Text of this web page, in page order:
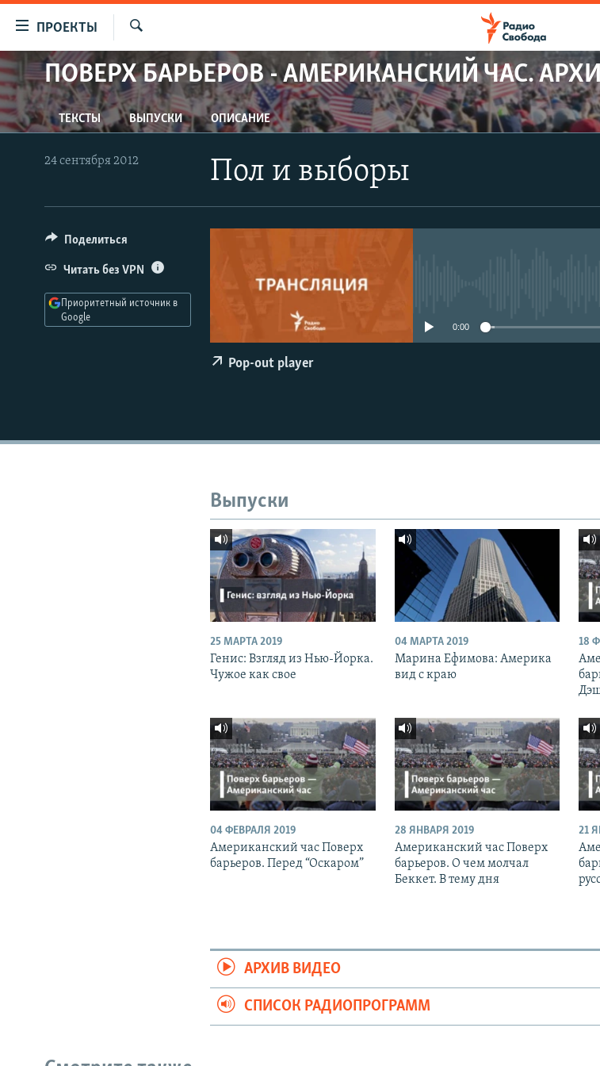
упрощенного
доступа
Вернуться
к
основному
главной
Вернутся
ПРОЕКТЫ
ПРОГРАММЫ
ПОДКАСТЫ
АВТОРСКИЕ ПРОЕКТЫ
ЦИТАТЫ СВОБОДЫ
IDEL.РЕАЛИИ
КАВКАЗ.РЕАЛИИ
СЕВЕР.РЕАЛИИ
СИБИРЬ.РЕАЛИИ
Искать
ПОВЕРХ БАРЬЕРОВ - АМЕРИКАНСКИЙ ЧАС.
ТЕКСТЫ ВЫПУСКИ ОПИСАНИЕ
Пол и выборы
24 сентября 2012
0:00
Pop-out player
Поделиться
Читать без VPN
Приоритетный источник в
Google
Выпуски
25 МАРТА 2019
Генис: Взгляд из Нью-Йорка.
Чужое как свое
04 МАРТА 2019
Марина Ефимова: Америка
вид с краю
18
04 ФЕВРАЛЯ 2019
Американский час Поверх
барьеров. Перед “Оскаром”
28 ЯНВАРЯ 2019
Американский час Поверх
барьеров. О чем молчал
Беккет. В тему дня
21
АРХИВ ВИДЕО
СПИСОК РАДИОПРОГРАММ